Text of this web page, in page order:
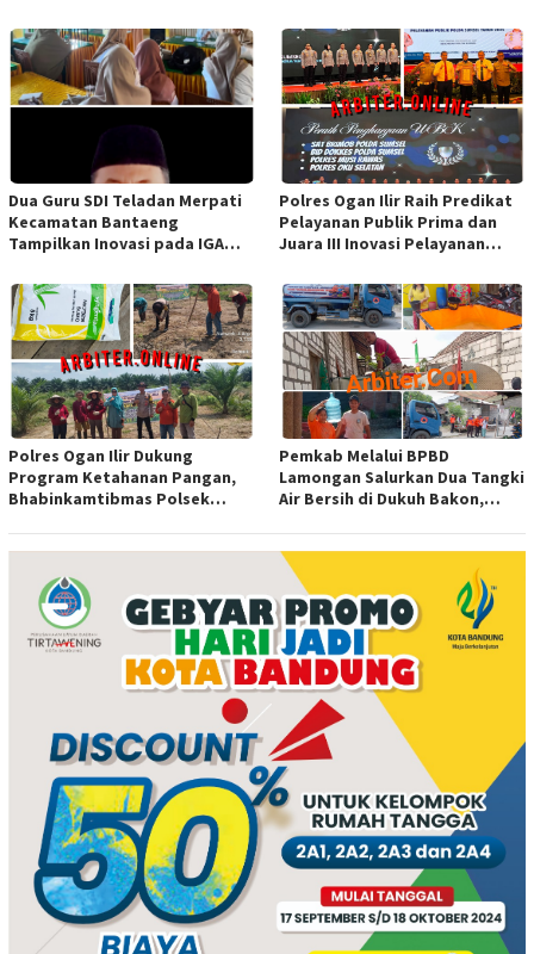
Dua Guru SDI Teladan Merpati
Kecamatan Bantaeng
Tampilkan Inovasi pada IGA
Sulawesi
Polres Ogan Ilir Raih Predikat
Pelayanan Publik Prima dan
Juara III Inovasi Pelayanan
Polres Ogan Ilir Dukung
Program Ketahanan Pangan,
Bhabinkamtibmas Polsek
Jagung Pipil di Desa Sungai
Pemkab Melalui BPBD
Lamongan Salurkan Dua Tangki
Air Bersih di Dukuh Bakon,